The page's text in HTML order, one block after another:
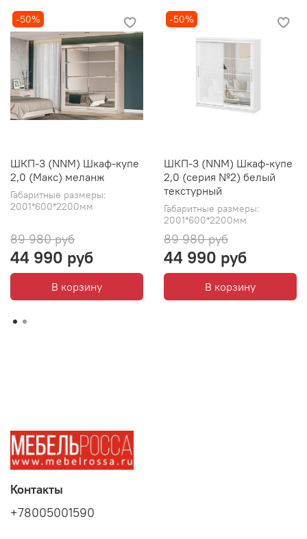
-50%
ШКП-3 (NNM) Шкаф-купе
2,0 (Макс) меланж
Габаритные размеры:
2001*600*2200мм
89 980 руб
44 990 руб
В корзину
-50%
ШКП-3 (NNM) Шкаф-купе
2,0 (серия №2) белый
текстурный
Габаритные размеры:
2001*600*2200мм
89 980 руб
44 990 руб
В корзину
Контакты
+78005001590